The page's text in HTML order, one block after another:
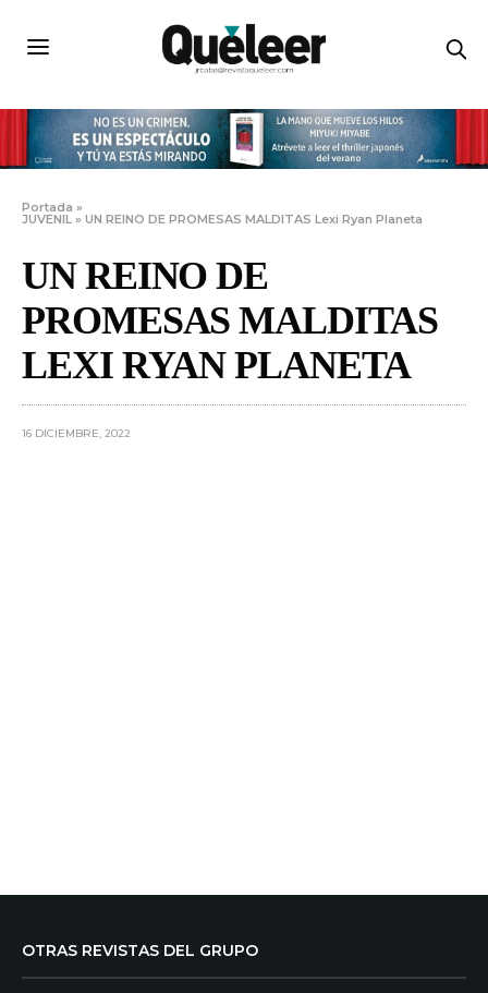
Portada »
JUVENIL »UN REINO DE PROMESAS MALDITAS Lexi Ryan Planeta
UN REINO DE
PROMESAS MALDITAS
LEXI RYAN PLANETA
16 DICIEMBRE, 2022
OTRAS REVISTAS DEL GRUPO